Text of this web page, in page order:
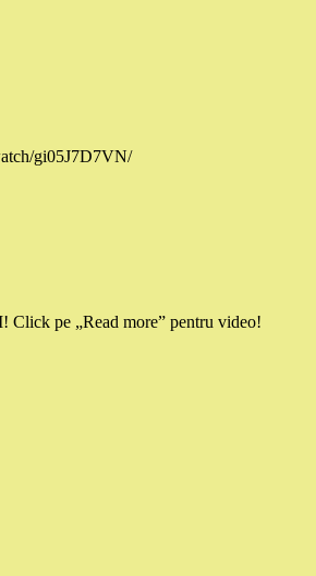
gi05J7D7VN/
pe „Read more” pentru video!